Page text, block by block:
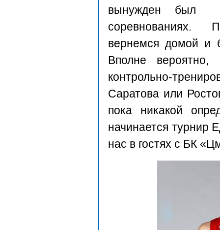
вынужден был
соревнованиях.
вернемся домой и
Вполне
контрольно-
Саратова или
пока никакой
начинается турнир
нас в гостях с БК